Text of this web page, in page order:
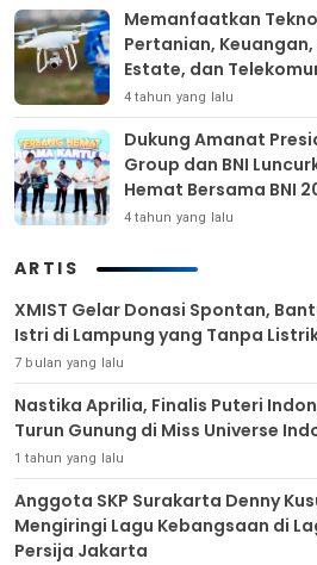
Memanfaatkan
Pertanian,
Estate, dan
4 tahun yang lalu
Dukung Amanat
Group dan BNI
Hemat Bersama BNI
4 tahun yang lalu
ARTIS
XMIST Gelar Donasi Spontan,
Istri di Lampung yang Tanpa
7 bulan yang lalu
Nastika Aprilia, Finalis Puteri
Turun Gunung di Miss Universe
1 tahun yang lalu
Anggota SKP Surakarta Denny
Mengiringi Lagu Kebangsaan di
Persija Jakarta